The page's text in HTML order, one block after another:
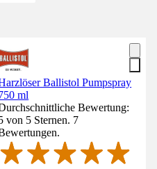
Ballistol Pumpspray
ml
Bewertung:
von 5 Sternen. 7